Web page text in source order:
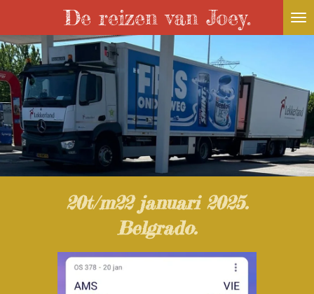
direct
naar
de
hoofdinhoud
De reizen van Joey.
20t/m22 januari 2025.
Belgrado.